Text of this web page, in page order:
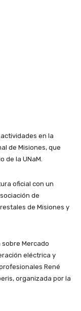
en la
de Misiones, que
de la UNaM.
oficial con un
de
de Misiones y
sobre Mercado
eléctrica y
René
organizada por la